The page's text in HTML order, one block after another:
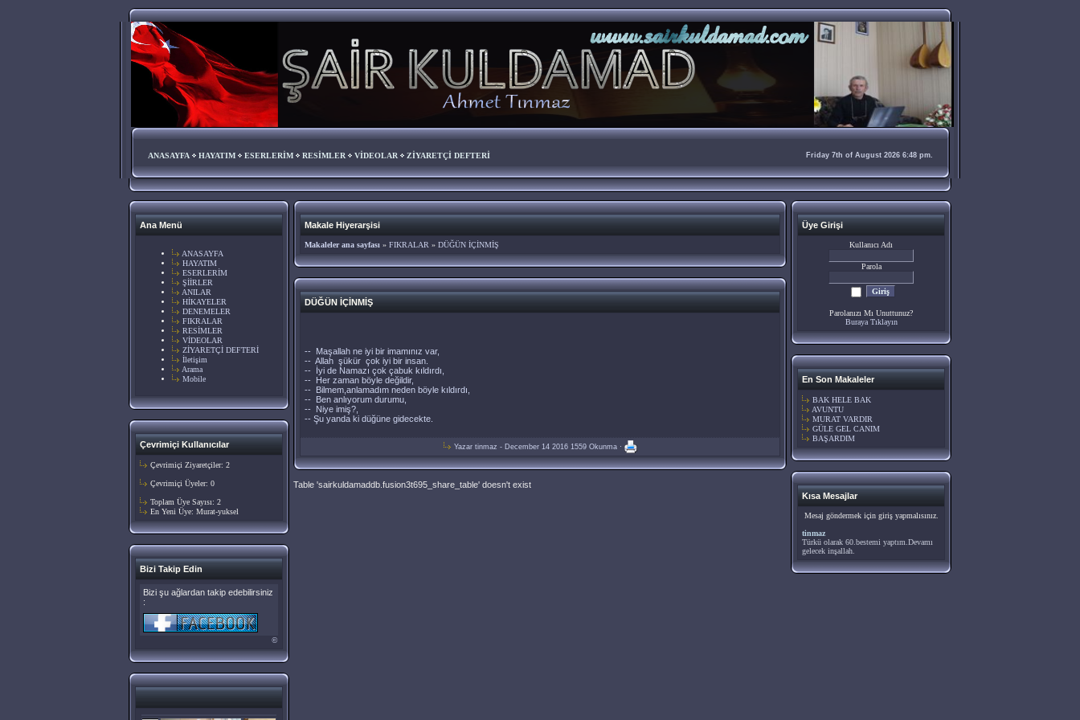
ANASAYFA HAYATIM ESERLERİM RESİMLER VİDEOLAR ZİYARETÇİ DEFTERİ Friday 7th of August 2026 6:48 pm.
Ana Menü
ANASAYFA
HAYATIM
ESERLERİM
ŞİİRLER
ANILAR
HİKAYELER
DENEMELER
FIKRALAR
RESİMLER
VİDEOLAR
ZİYARETÇİ DEFTERİ
İletişim
Arama
Mobile
Çevrimiçi Kullanıcılar
Çevrimiçi Ziyaretçiler: 2
Çevrimiçi Üyeler: 0
Toplam Üye Sayısı: 2
En Yeni Üye: Murat-yuksel
Bizi Takip Edin
Bizi şu ağlardan takip edebilirsiniz
:
©
Makale Hiyerarşisi
Makaleler ana sayfası » FIKRALAR » DÜĞÜN İÇİNMİŞ
DÜĞÜN İÇİNMİŞ
-- Maşallah ne iyi bir imamınız var,
-- Allah şükür çok iyi bir insan.
-- İyi de Namazı çok çabuk kıldırdı,
-- Her zaman böyle değildir,
-- Bilmem,anlamadım neden böyle kıldırdı,
-- Ben anlıyorum durumu,
-- Niye imiş?,
-- Şu yanda ki düğüne gidecekte.
Yazar tinmaz - December 14 2016 1559 Okunma ·
Table 'sairkuldamaddb.fusion3t695_share_table' doesn't exist
Üye Girişi
Kullanıcı Adı
Parola
Parolanızı Mı Unuttunuz?
Buraya Tıklayın
En Son Makaleler
BAK HELE BAK
AVUNTU
MURAT VARDIR
GÜLE GEL CANIM
BAŞARDIM
Kısa Mesajlar
Mesaj göndermek için giriş yapmalısınız.
tinmaz
Türkü olarak 60.bestemi yaptım.Devamı
gelecek inşallah.